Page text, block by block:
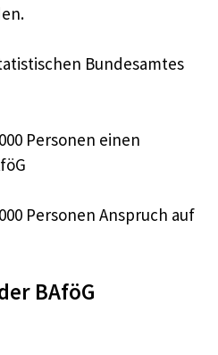
Bundesamtes
Personen einen
Personen Anspruch auf
BAföG